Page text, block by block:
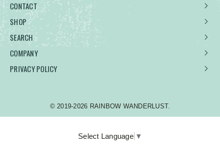
Select Language ▼
CONTACT
SHOP
SEARCH
COMPANY
PRIVACY POLICY
© 2019-2026 RAINBOW WANDERLUST.